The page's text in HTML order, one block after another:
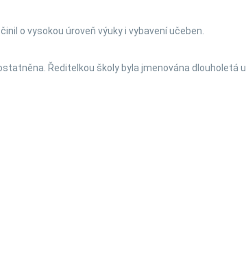
o vysokou úroveň výuky i vybavení učeben.
Ředitelkou školy byla jmenována dlouholetá